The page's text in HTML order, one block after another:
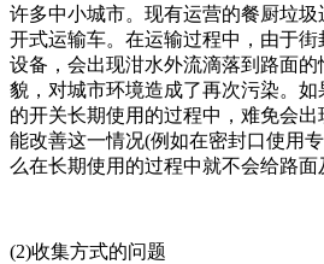
许多中小城市。现有运营的餐厨垃
开式运输车。在运输过程中，由于
设备，会出现泔水外流滴落到路面
貌，对城市环境造成了再次污染。
的开关长期使用的过程中，难免会
能改善这一情况(例如在密封口使用
么在长期使用的过程中就不会给路面
(2)收集方式的问题